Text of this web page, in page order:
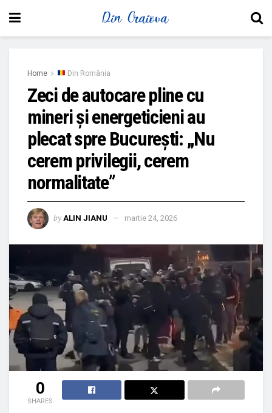
Home Din România
Zeci de autocare pline cu
mineri și energeticieni au
plecat spre București: „Nu
cerem privilegii, cerem
normalitate”
by ALIN JIANU martie 24, 2026
0
SHARES